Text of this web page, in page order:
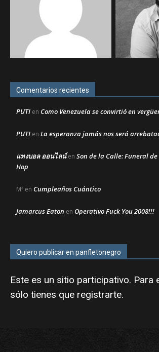
Comentarios recientes
PUTI en Como Venezuela se convirtió en
PUTI en La esperanza jamás nos será
แทงบอล ออนไลน์en Son de la Calle: Funeral de
Hop
Mª en Cumpleaños Cuántico
Jamarcus Eaton en Operativo Fuck You 2008!!!
Quiero publicar en panfletonegro
Este es un sitio participativo. Para
sólo tienes que registrarte.